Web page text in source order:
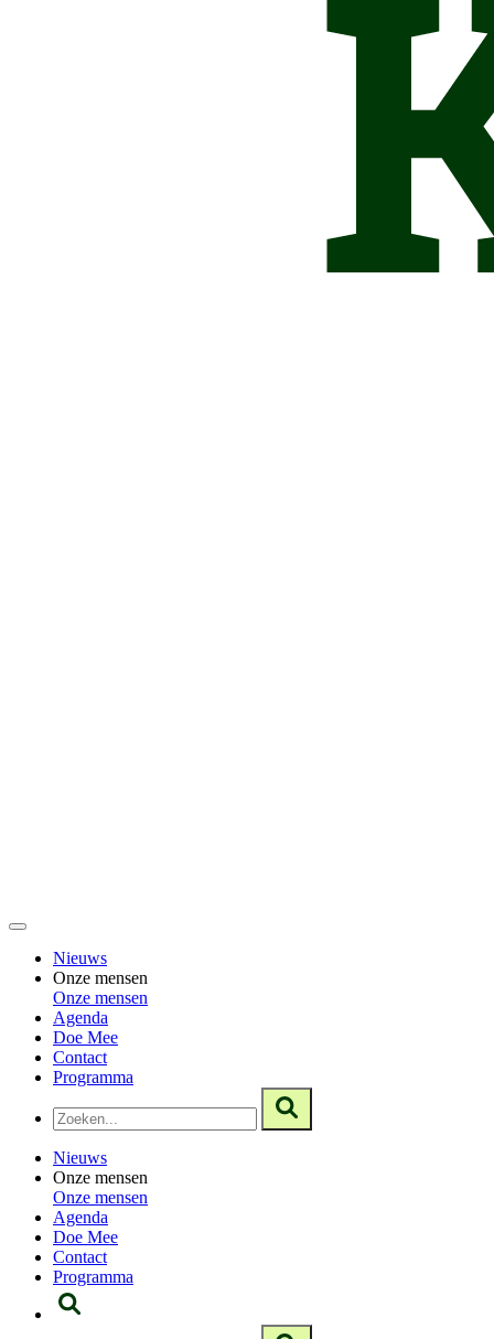
Nieuws
Onze mensen
Onze mensen
Agenda
Doe Mee
Contact
Programma
Nieuws
Onze mensen
Onze mensen
Agenda
Doe Mee
Contact
Programma